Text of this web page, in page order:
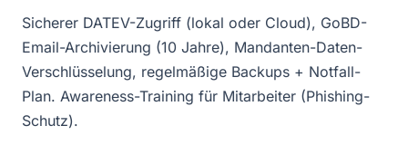
Sicherer DATEV-Zugriff (lokal oder Cloud), GoBD-
Email-Archivierung (10 Jahre), Mandanten-Daten-
Verschlüsselung, regelmäßige Backups + Notfall-
Plan. Awareness-Training für Mitarbeiter (Phishing-
Schutz).